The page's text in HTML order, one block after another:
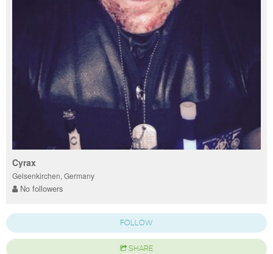
Cyrax
Gelsenkirchen, Germany
No followers
FOLLOW
SHARE